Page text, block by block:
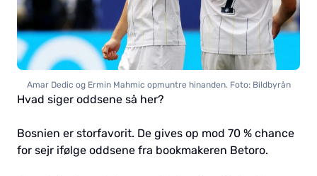
Amar Dedic og Ermin Mahmic opmuntre hinanden. Foto: Bildbyrån
Hvad siger oddsene så her?
Bosnien er storfavorit. De gives op mod 70 % chance
for sejr ifølge oddsene fra bookmakeren Betoro.